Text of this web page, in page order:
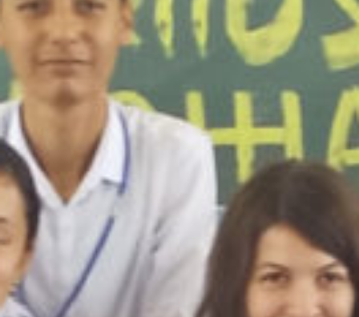
/home/sakurazuka/sakurazuka.ed.jp/public_html/wp-conten
t/themes/sakurazuka_2020/header.php